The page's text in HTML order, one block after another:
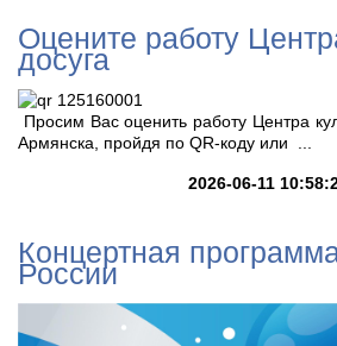
Оцените работу
досуга
2026-06-11
Просим Вас оценить работу Центра
Армянска, пройдя по QR-коду или
Концертная
России